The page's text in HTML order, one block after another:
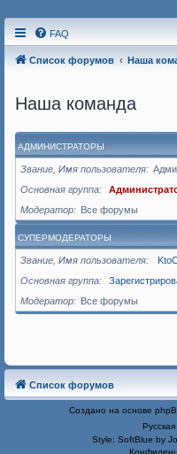
FAQ
Список форумов Наша
Наша команда
АДМИНИСТРАТОРЫ
Звание, Имя пользователя
Основная группа
Модератор
Все форумы
СУПЕРМОДЕРАТОРЫ
Звание, Имя пользователя
Основная группа
Модератор
Все форумы
Список форумов
Создано на основе
Style: SoftBlue by